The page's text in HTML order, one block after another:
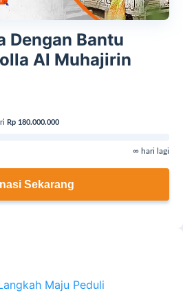
Dengan Bantu
Al Muhajirin
Rp 180.000.000
∞ hari lagi
Sekarang
Maju Peduli